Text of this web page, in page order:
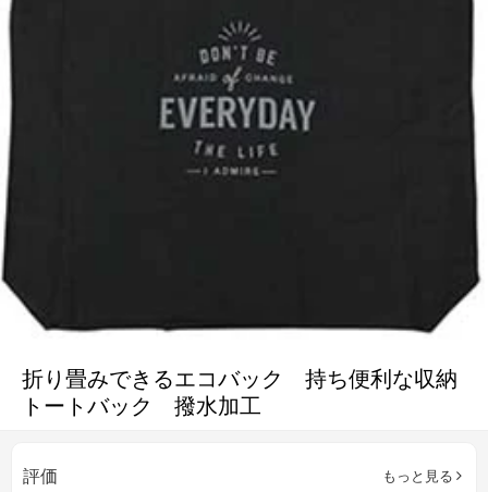
折り畳みできるエコバック 持ち便利な収納
トートバック 撥水加工
評価 もっと見る